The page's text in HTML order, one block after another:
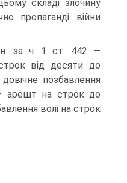
складі злочину
пропаганді війни
за ч. 1 ст. 442 —
від десяти до
позбавлення
арешт на строк до
волі на строк